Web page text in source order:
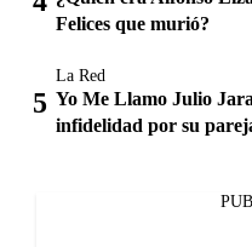
Felices que murió?
La Red
Yo Me Llamo Julio
infidelidad por su